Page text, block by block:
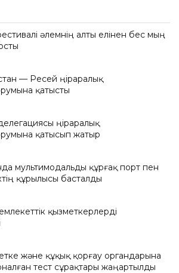
әлемнің алты елінен бес мың
— Ресей өңіраралық
қатысты
өңіраралық
қатысып жатыр
мультимодальды құрғақ порт пен
құрылысы басталды
қызметкерлерді
және құқық қорғау органдарына
тест сұрақтары жаңартылды